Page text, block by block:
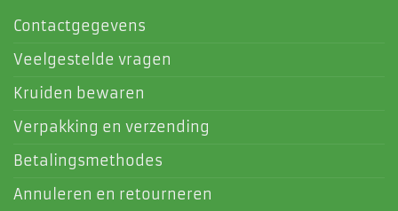
Contactgegevens
Veelgestelde vragen
Kruiden bewaren
Verpakking en verzending
Betalingsmethodes
Annuleren en retourneren